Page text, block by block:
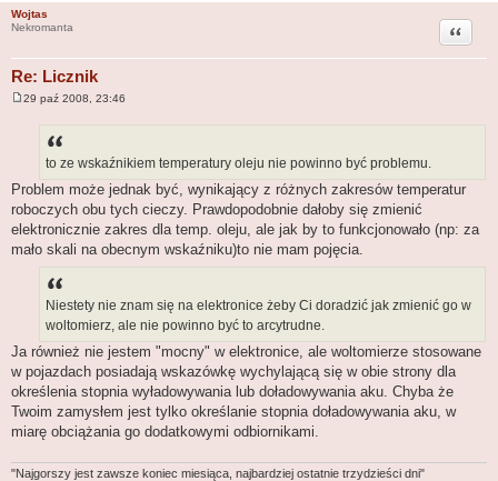
Wojtas
Nekromanta
Re: Licznik
Cytuj
29 paź 2008, 23:46
to ze wskaźnikiem temperatury oleju nie powinno być problemu.
Problem może jednak być, wynikający z różnych zakresów temperatur
roboczych obu tych cieczy. Prawdopodobnie dałoby się zmienić
elektronicznie zakres dla temp. oleju, ale jak by to funkcjonowało (np: za
mało skali na obecnym wskaźniku)to nie mam pojęcia.
Niestety nie znam się na elektronice żeby Ci doradzić jak zmienić go w
woltomierz, ale nie powinno być to arcytrudne.
Ja również nie jestem "mocny" w elektronice, ale woltomierze stosowane
w pojazdach posiadają wskazówkę wychylającą się w obie strony dla
określenia stopnia wyładowywania lub doładowywania aku. Chyba że
Twoim zamysłem jest tylko określanie stopnia doładowywania aku, w
miarę obciążania go dodatkowymi odbiornikami.
"Najgorszy jest zawsze koniec miesiąca, najbardziej ostatnie trzydzieści dni"